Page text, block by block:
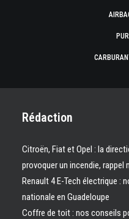
Rédaction
Citroën, Fiat et Opel : la
provoquer un incendie, rappel
Renault 4 E-Tech électrique :
nationale en Guadeloupe
Coffre de toit : nos conseils